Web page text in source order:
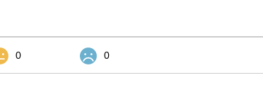
0 0